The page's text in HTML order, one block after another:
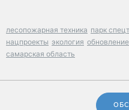
лесопожарная техника парк
нацпроекты экология
самарская область